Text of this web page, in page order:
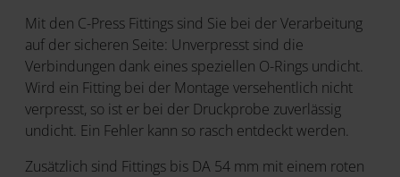
Mit den C-Press Fittings sind Sie bei der Verarbeitung
auf der sicheren Seite: Unverpresst sind die
Verbindungen dank eines speziellen O-Rings undicht.
Wird ein Fitting bei der Montage versehentlich nicht
verpresst, so ist er bei der Druckprobe zuverlässig
undicht. Ein Fehler kann so rasch entdeckt werden.
Zusätzlich sind Fittings bis DA 54 mm mit einem roten